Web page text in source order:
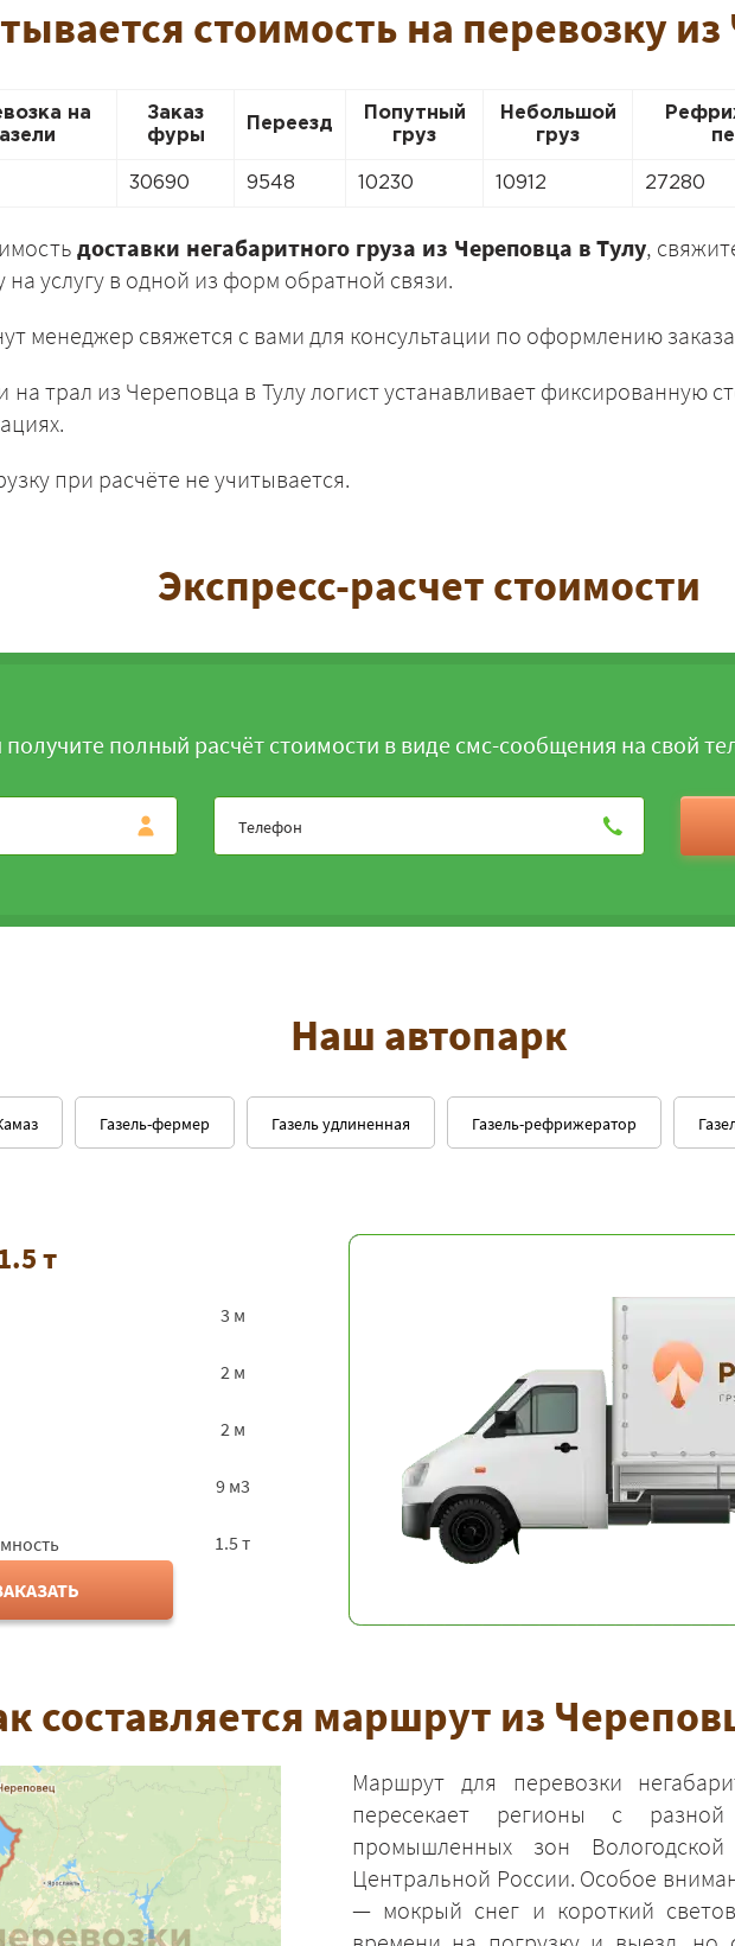
стоимость на перевозку
на
Заказ
фуры
Переезд
Попутный
груз
Небольшой
груз
30690 9548 10230 10912 27280
доставки негабаритного груза из Череповца в Тулу,
на услугу в одной из форм обратной связи.
менеджер свяжется с вами для консультации по оформлению
трал из Череповца в Тулу логист устанавливает фиксированную
при расчёте не учитывается.
Экспресс-расчет стоимости
полный расчёт стоимости в виде смс-сообщения на свой
Наш автопарк
Газель удлиненная Газель-рефрижератор
Газель-фермер
т
3 м
2 м
2 м
9 м3
1.5 т
составляется маршрут из
Маршрут для перевозки
пересекает регионы с
промышленных зон
Центральной России. Особое
— мокрый снег и короткий